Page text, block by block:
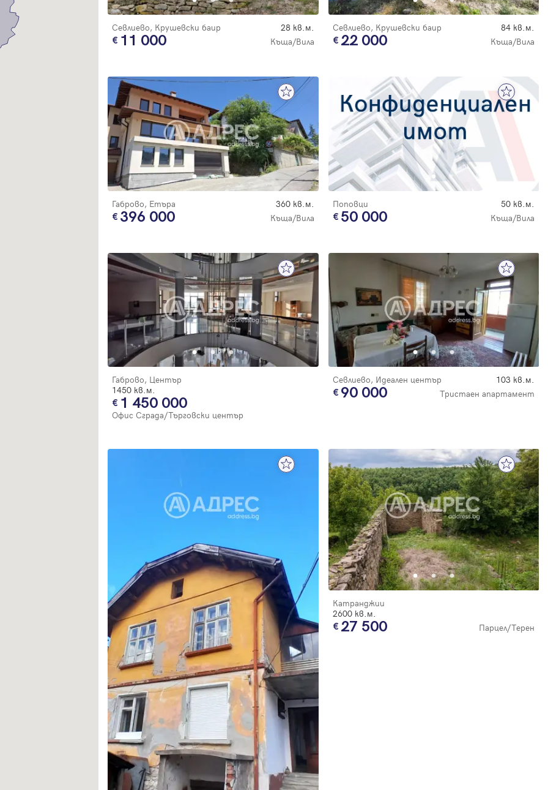
Севлиево, Крушевски баир 28 кв.м.
11 000 Къща/Вила
Севлиево, Крушевски баир 84 кв.м.
22 000 Къща/Вила
Габрово, Етъра 360 кв.м.
396 000 Къща/Вила
Поповци 50 кв.м.
50 000 Къща/Вила
Габрово, Център
1450 кв.м.
1 450 000
Офис Сграда/Търговски център
Севлиево, Идеален център 103 кв.м.
90 000 Тристаен апартамент
Катранджии
2600 кв.м.
27 500 Парцел/Терен
Забравена парола
Регистрация